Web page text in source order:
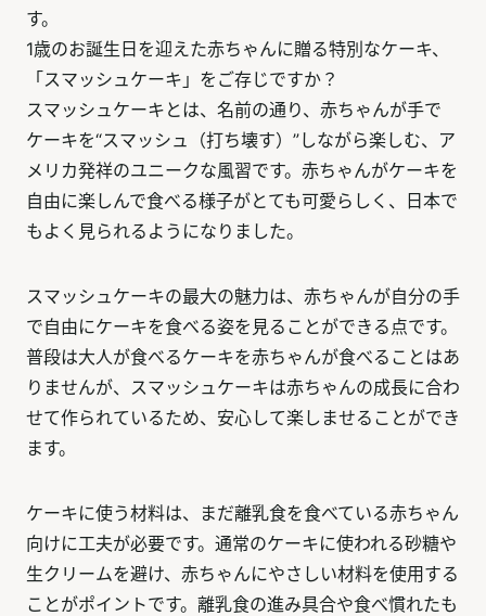
す。
1歳のお誕生日を迎えた赤ちゃんに贈る特別なケーキ、
「スマッシュケーキ」をご存じですか？
スマッシュケーキとは、名前の通り、赤ちゃんが手で
ケーキを“スマッシュ（打ち壊す）”しながら楽しむ、ア
メリカ発祥のユニークな風習です。赤ちゃんがケーキを
自由に楽しんで食べる様子がとても可愛らしく、日本で
もよく見られるようになりました。
スマッシュケーキの最大の魅力は、赤ちゃんが自分の手
で自由にケーキを食べる姿を見ることができる点です。
普段は大人が食べるケーキを赤ちゃんが食べることはあ
りませんが、スマッシュケーキは赤ちゃんの成長に合わ
せて作られているため、安心して楽しませることができ
ます。
ケーキに使う材料は、まだ離乳食を食べている赤ちゃん
向けに工夫が必要です。通常のケーキに使われる砂糖や
生クリームを避け、赤ちゃんにやさしい材料を使用する
ことがポイントです。離乳食の進み具合や食べ慣れたも